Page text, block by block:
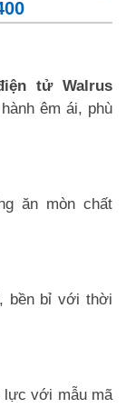
tử Walrus
êm ái, phù
ăn mòn chất
bền bỉ với thời
lực với mẫu mã